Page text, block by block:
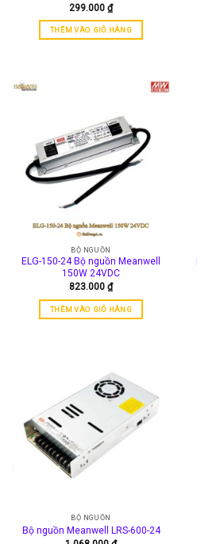
299.000 ₫
THÊM VÀO GIỎ HÀNG
BỘ NGUỒN
ELG-150-24 Bộ nguồn Meanwell
150W 24VDC
823.000 ₫
THÊM VÀO GIỎ HÀNG
BỘ NGUỒN
Bộ nguồn Meanwell LRS-600-24